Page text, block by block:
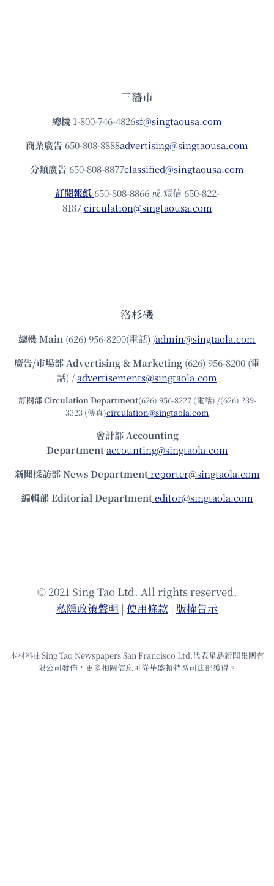
三藩市
總機 1-800-746-4826sf@singtaousa.com
商業廣告 650-808-8888advertising@singtaousa.com
分類廣告 650-808-8877classified@singtaousa.com
訂閱報紙 650-808-8866 或 短信 650-822-
8187circulation@singtaousa.com
洛杉磯
總機Main (626) 956-8200(電話) /admin@singtaola.com
廣告/市場部Advertising & Marketing (626) 956-8200 (電
話) /advertisements@singtaola.com
訂閱部 Circulation Department(626) 956-8227 (電話) /(626) 239-
3323 (傳真)circulation@singtaola.com
會計部 Accounting
Department accounting@singtaola.com
新聞採訪部 News Department reporter@singtaola.com
編輯部 Editorial Department editor@singtaola.com
© 2021 Sing Tao Ltd. All rights reserved.
私隱政策聲明 | 使⽤條款 | 版權告⽰
本材料由Sing Tao Newspapers San Francisco Ltd.代表星島新聞集團有
限公司發佈，更多相關信息可從華盛頓特區司法部獲得。